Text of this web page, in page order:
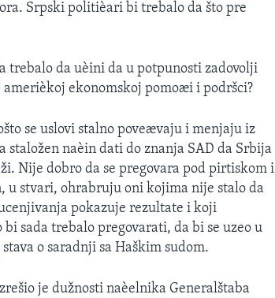
Srpski politièari bi trebalo da što pre
trebalo da uèini da u potpunosti zadovolji
ekonomskoj pomoæi i podršci?
se uslovi stalno poveævaju i menjaju iz
staložen naèin dati do znanja SAD da Srbija
Nije dobro da se pregovara pod pirtiskom i
u stvari, ohrabruju oni kojima nije stalo da
pokazuje rezultate i koji
sada trebalo pregovarati, da bi se uzeo u
o saradnji sa Haškim sudom.
je dužnosti naèelnika Generalštaba